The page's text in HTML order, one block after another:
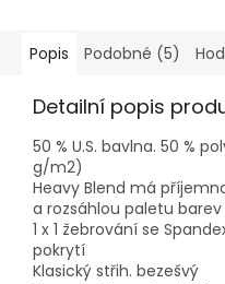
Popis Podobné (5)
Detailní popis
50 % U.S. bavlna. 50 %
g/m2)
Heavy Blend má
a rozsáhlou paletu
1 x 1 žebrování se
pokrytí
Klasický střih. bezešvý